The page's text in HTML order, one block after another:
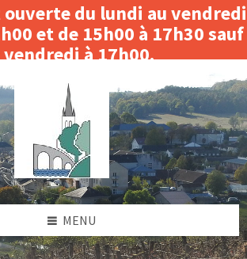
ouverte du lundi au vendredi
et de 15h00 à 17h30 sauf
vendredi à 17h00.
matin du 3 au 14 août 2026.
MENU